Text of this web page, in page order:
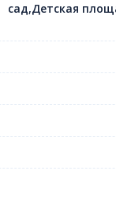
сад,Детская